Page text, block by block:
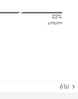
22%
ມານຕາ
ຕໍ່ໄປ